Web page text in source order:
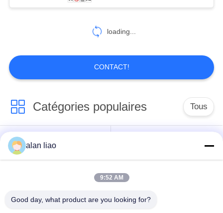
Connecteur RJ45
19
Prises et prises
imperméables
19
loading...
CONTACT!
Catégories populaires Tous
Connecteur circulaire
imperméable
basse tension
imperméable de
Support de la lampe
alan liao
9:52 AM
Good day, what product are you looking for?